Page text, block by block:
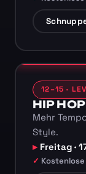
12–15 ·
HIP
Mehr
Style.
Freitag ·